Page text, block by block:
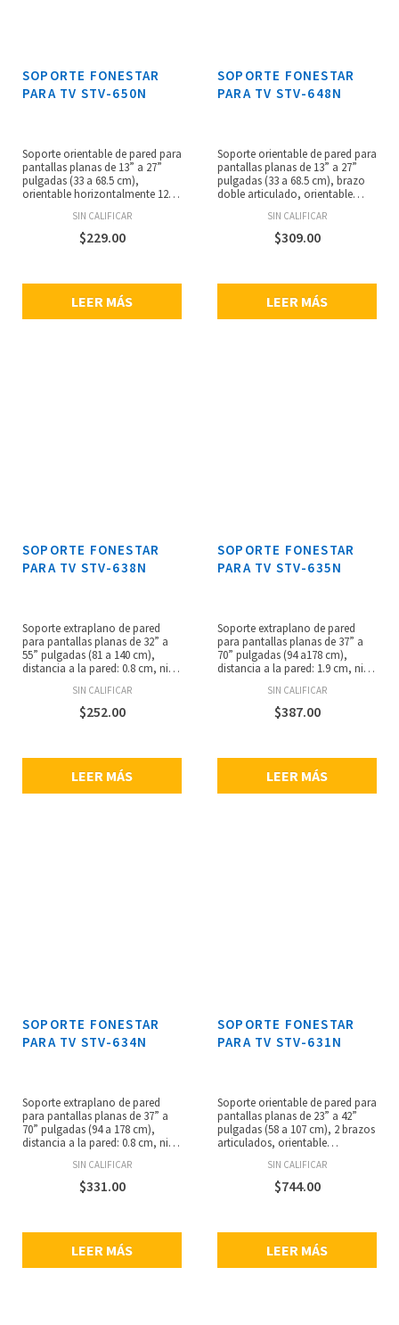
SOPORTE FONESTAR
PARA TV STV-650N
Soporte orientable de pared para
pantallas planas de 13” a 27”
pulgadas (33 a 68.5 cm),
orientable horizontalmente 120º,
distancia a la pared en posición
vertical: 8 cm, nivel de burbuja,
peso máximo soportado: 15 kg,
VESA 75/100, placa de pared: 4.5
x 17 cm, peso: 0.6 kg.
SIN CALIFICAR
$229.00
LEER MÁS
SOPORTE FONESTAR
PARA TV STV-648N
Soporte orientable de pared para
pantallas planas de 13” a 27”
pulgadas (33 a 68.5 cm), brazo
doble articulado, orientable
verticalmente ±45º, distancia a la
pared en posición vertical: 5 a 36
cm, nivel de burbuja, peso
11 x 11 cmcon orificios norma
VESA 75/100, dimensiones de la
SIN CALIFICAR
$309.00
LEER MÁS
SOPORTE FONESTAR
PARA TV STV-638N
Soporte extraplano de pared
para pantallas planas de 32” a
55” pulgadas (81 a 140 cm),
distancia a la pared: 0.8 cm, nivel
máximosoportado: 45 kg,
dimensiones de la placa de
pared: 48 x 8 cm, anchura
200 máximo, peso: 0.9 kg.
SIN CALIFICAR
$252.00
LEER MÁS
SOPORTE FONESTAR
PARA TV STV-635N
Soporte extraplano de pared
para pantallas planas de 37” a
70” pulgadas (94 a178 cm),
distancia a la pared: 1.9 cm, nivel
seguridad, peso máximo
soportado: 65 kg, dimensiones
de la placa de pared: 86 x 7 cm,
VESA 800 x 400 máximo, peso:
SIN CALIFICAR
$387.00
LEER MÁS
SOPORTE FONESTAR
PARA TV STV-634N
Soporte extraplano de pared
para pantallas planas de 37” a
70” pulgadas (94 a 178 cm),
distancia a la pared: 0.8 cm, nivel
soportado: 65kg, dimensiones
de la placa de pared: 88 x 8 cm,
anchura ajustable de 4 a 81 cmx
SIN CALIFICAR
$331.00
LEER MÁS
SOPORTE FONESTAR
PARA TV STV-631N
Soporte orientable de pared para
pantallas planas de 23” a 42”
pulgadas (58 a 107 cm), 2 brazos
articulados, orientable
inclinable verticalmente ±15º,
corrección horizontal ±5º,
distancia a la pared en posición
máximo soportado: 25
kg,dimensiones de la placa: 26.2
SIN CALIFICAR
$744.00
LEER MÁS